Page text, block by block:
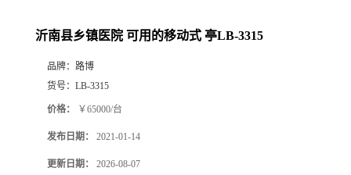
厅
沂南县乡镇医院 可用的移动式 亭LB-3315
品牌： 路博
货号： LB-3315
价格： ￥65000/台
发布日期： 2021-01-14
更新日期： 2026-08-07